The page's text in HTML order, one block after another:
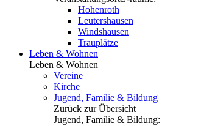
Hohenroth
Leutershausen
Windshausen
Trauplätze
Leben & Wohnen
Leben & Wohnen
Vereine
Kirche
Jugend, Familie & Bildung
Zurück zur Übersicht
Jugend, Familie & Bildung: